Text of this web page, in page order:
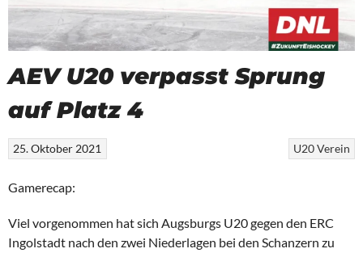
AEV U20 verpasst Sprung
auf Platz 4
U20Verein
25. Oktober 2021
Gamerecap:
Viel vorgenommen hat sich Augsburgs U20 gegen den ERC
Ingolstadt nach den zwei Niederlagen bei den Schanzern zu